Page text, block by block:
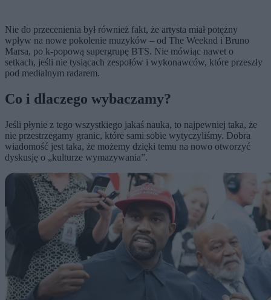
Nie do przecenienia był również fakt, że artysta miał potężny
wpływ na nowe pokolenie muzyków – od The Weeknd i Bruno
Marsa, po k-popową supergrupę BTS. Nie mówiąc nawet o
setkach, jeśli nie tysiącach zespołów i wykonawców, które przeszły
pod medialnym radarem.
Co i dlaczego wybaczamy?
Jeśli płynie z tego wszystkiego jakaś nauka, to najpewniej taka, że
nie przestrzegamy granic, które sami sobie wytyczyliśmy. Dobra
wiadomość jest taka, że możemy dzięki temu na nowo otworzyć
dyskusję o „kulturze wymazywania”.